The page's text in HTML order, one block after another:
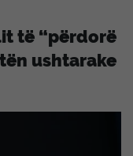
të “përdorë
ushtarake